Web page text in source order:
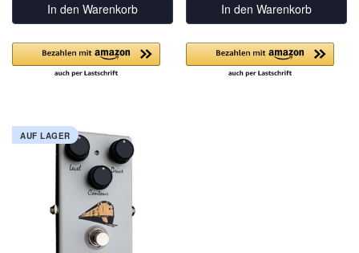
In den Warenkorb In den Warenkorb
AUF LAGER